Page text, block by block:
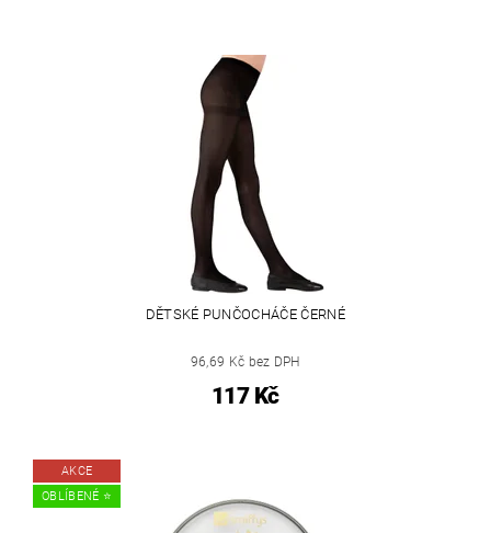
DĚTSKÉ PUNČOCHÁČE ČERNÉ
96,69 Kč bez DPH
117 Kč
AKCE
OBLÍBENÉ ⭐️